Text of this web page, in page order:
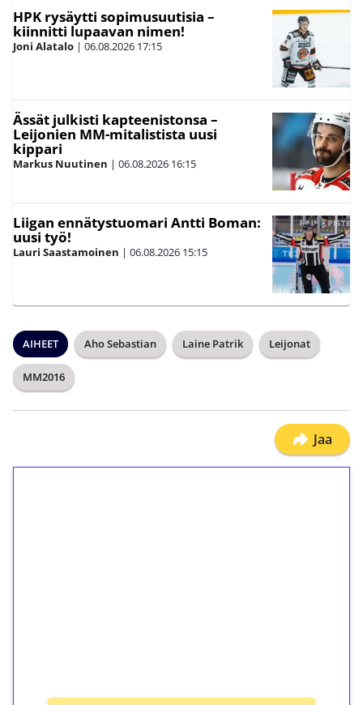
HPK rysäytti sopimusuutisia –
kiinnitti lupaavan nimen!
Joni Alatalo | 06.08.2026 17:15
Ässät julkisti kapteenistonsa –
Leijonien MM-mitalistista uusi
kippari
Markus Nuutinen | 06.08.2026 16:15
Liigan ennätystuomari Antti Boman:
uusi työ!
Lauri Saastamoinen | 06.08.2026 15:15
AIHEET Aho Sebastian Laine Patrik Leijonat
MM2016
Jaa